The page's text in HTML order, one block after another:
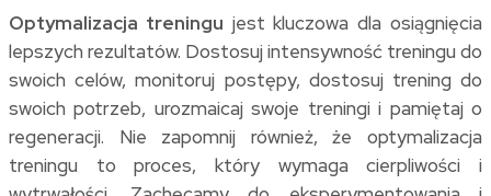
Optymalizacja treningu jest kluczowa dla osiągnięcia
lepszych rezultatów. Dostosuj intensywność treningu do
swoich celów, monitoruj postępy, dostosuj trening do
swoich potrzeb, urozmaicaj swoje treningi i pamiętaj o
regeneracji. Nie zapomnij również, że optymalizacja
treningu to proces, który wymaga cierpliwości i